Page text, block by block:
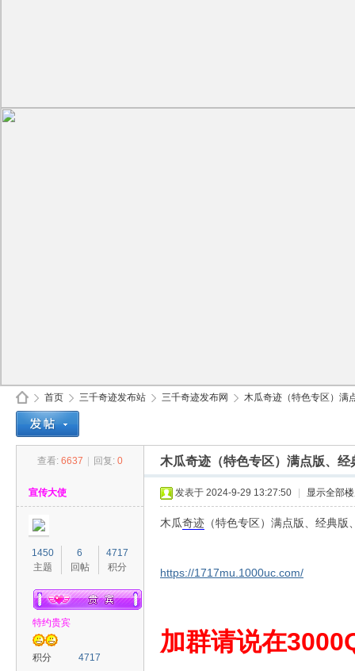
首页
›
三千奇迹发布站 三千奇迹发布网
›
木瓜奇迹（特色专区）满
查看: 6637 回复: 0 木瓜奇迹（特色专区）满点版、
宣传大使
1450
主题
6
回帖
4717
积分
特约贵宾
积分
4717
发表于 2024-9-29 13:27:50 显示全部
木瓜奇迹 （特色专区）满点版、经典
https://1717mu.1000uc.com/
加群请说在